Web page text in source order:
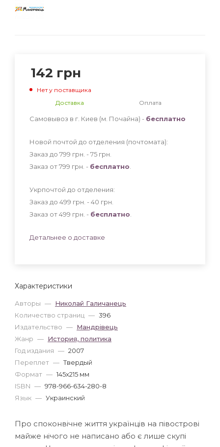
Характеристики
Авторы — Николай Галичанець
Количество страниц — 396
Издательство — Мандрівець
Жанр — История, политика
Год издания — 2007
Переплет — Твердый
Формат — 145x215 мм
ISBN — 978-966-634-280-8
Язык — Украинский
142 грн
Нет у поставщика
Доставка
Оплата
Самовывоз в г. Киев (м. Почайна) - бесплатно
Новой почтой до отделения (почтомата):
Заказ до 799 грн. - 75 грн
Заказ от 799 грн. - бесплатно
Укрпочтой до отделения:
Заказ до 499 грн. - 40 грн
Заказ от 499 грн. - бесплатно
Детальнее о доставке
Про споконвічне життя українців на півострові
майже нічого не написано або є лише скупі